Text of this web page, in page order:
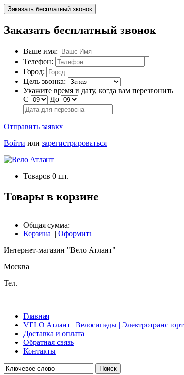
Заказать бесплатный звонок
Заказать бесплатный звонок
Ваше имя:
Телефон:
Город:
Цель звонка:
Укажите время и дату, когда вам перезвонить
С
До
Отправить заявку
Войти или зарегистрироваться
Товаров 0 шт.
Товары в корзине
Общая сумма:
Корзина | Оформить
Интернет-магазин "Вело Атлант"
Москва
Тел.
Главная
VELO Атлант | Велосипеды | Электротранспорт
Доставка и оплата
Обратная связь
Контакты
Поиск